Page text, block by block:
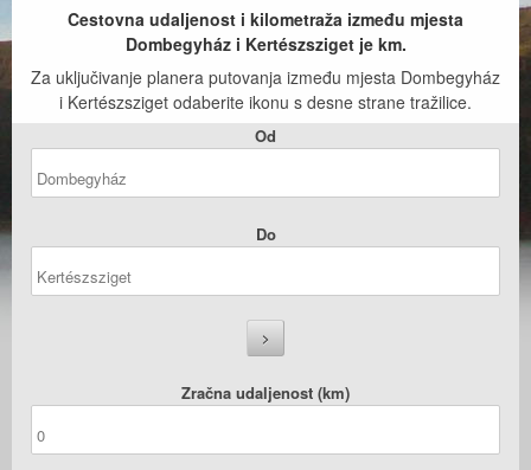
Cestovna udaljenost i kilometraža između mjesta
Dombegyház i Kertészsziget je km.
Za uključivanje planera putovanja između mjesta Dombegyház
i Kertészsziget odaberite ikonu s desne strane tražilice.
Od
Do
Zračna udaljenost (km)